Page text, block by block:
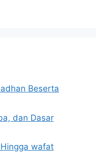
Beserta
dan Dasar
wafat